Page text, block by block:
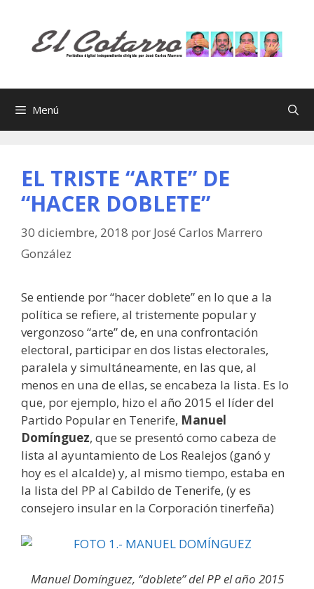
contenido
Menú
EL TRISTE “ARTE” DE
“HACER DOBLETE”
30 diciembre, 2018 por José Carlos Marrero
González
Se entiende por “hacer doblete” en lo que a la
política se refiere, al tristemente popular y
vergonzoso “arte” de, en una confrontación
electoral, participar en dos listas electorales,
paralela y simultáneamente, en las que, al
menos en una de ellas, se encabeza la lista. Es lo
que, por ejemplo, hizo el año 2015 el líder del
Partido Popular en Tenerife, Manuel
Domínguez, que se presentó como cabeza de
lista al ayuntamiento de Los Realejos (ganó y
hoy es el alcalde) y, al mismo tiempo, estaba en
la lista del PP al Cabildo de Tenerife, (y es
consejero insular en la Corporación tinerfeña)
Manuel Domínguez, “doblete” del PP el año 2015